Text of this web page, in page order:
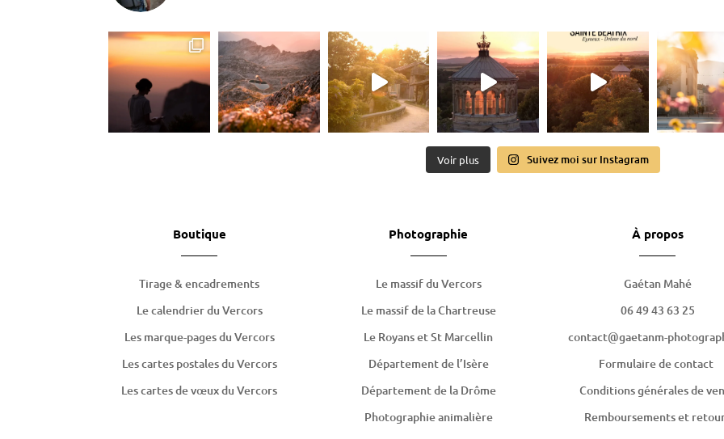
Voir plus Suivez moi sur Instagram
Boutique
Tirage & encadrements
Le calendrier du Vercors
Les marque-pages du Vercors
Les cartes postales du Vercors
Les cartes devœuxdu Vercors
Photographie
Le massif du Vercors
Le massif de la Chartreuse
Le Royans et St Marcellin
Département de l’Isère
Département de la Drôme
Photographie animalière
À propos
Gaétan Mahé
06 49 43 63 25
contact@gaetanm-
Formulaire de contact
Conditions générales de
Remboursements et